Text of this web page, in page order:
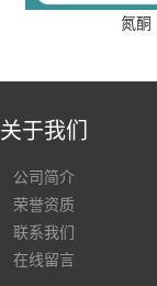
氮酮
关于我们
公司简介
荣誉资质
联系我们
在线留言